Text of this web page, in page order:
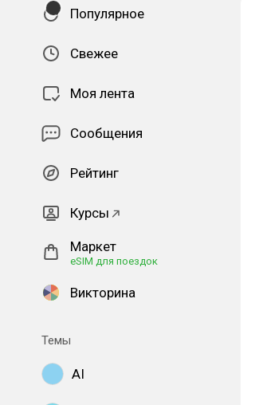
Популярное
Свежее
Моя лента
Сообщения
Рейтинг
Курсы
Маркет
eSIM для поездок
Викторина
Темы
AI